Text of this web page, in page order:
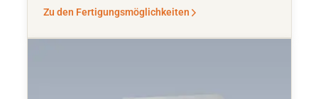
Zu den Fertigungsmöglichkeiten